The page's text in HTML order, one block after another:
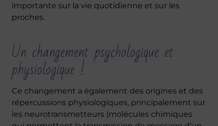
importante sur la vie quotidienne et sur les
proches.
Un changement psychologique et
physiologique !
Ce changement a également des origines et des
répercussions physiologiques, principalement sur
les neurotransmetteurs (molécules chimiques